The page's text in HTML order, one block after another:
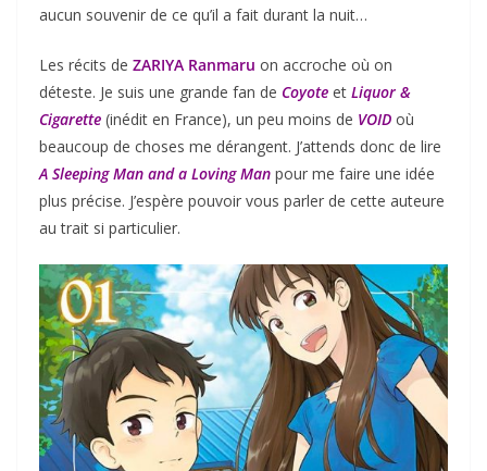
aucun souvenir de ce qu’il a fait durant la nuit…
Les récits de ZARIYA Ranmaru on accroche où on
déteste. Je suis une grande fan de Coyote et Liquor &
Cigarette (inédit en France), un peu moins de VOID où
beaucoup de choses me dérangent. J’attends donc de lire
A Sleeping Man and a Loving Man pour me faire une idée
plus précise. J’espère pouvoir vous parler de cette auteure
au trait si particulier.